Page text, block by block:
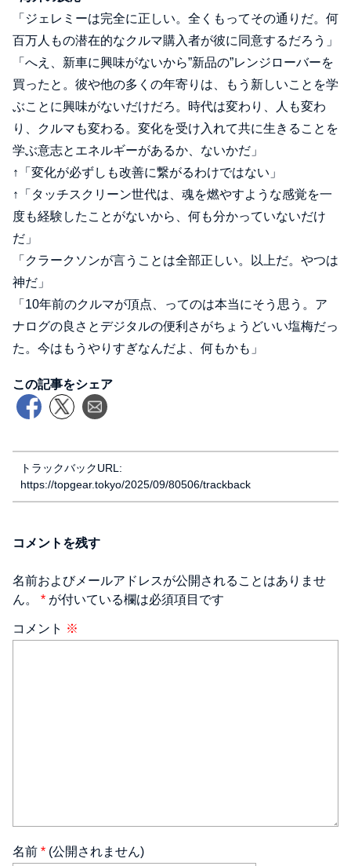
「ジェレミーは完全に正しい。全くもってその通りだ。何
百万人もの潜在的なクルマ購入者が彼に同意するだろう」
「へえ、新車に興味がないから”新品の”レンジローバーを
買ったと。彼や他の多くの年寄りは、もう新しいことを学
ぶことに興味がないだけだろ。時代は変わり、人も変わ
り、クルマも変わる。変化を受け入れて共に生きることを
学ぶ意志とエネルギーがあるか、ないかだ」
↑「変化が必ずしも改善に繋がるわけではない」
↑「タッチスクリーン世代は、魂を燃やすような感覚を一
度も経験したことがないから、何も分かっていないだけ
だ」
「クラークソンが言うことは全部正しい。以上だ。やつは
神だ」
「10年前のクルマが頂点、ってのは本当にそう思う。ア
ナログの良さとデジタルの便利さがちょうどいい塩梅だっ
た。今はもうやりすぎなんだよ、何もかも」
この記事をシェア
トラックバックURL:
https://topgear.tokyo/2025/09/80506/trackback
コメントを残す
名前およびメールアドレスが公開されることはありませ
ん。 * が付いている欄は必須項目です
コメント ※
名前 * (公開されません)